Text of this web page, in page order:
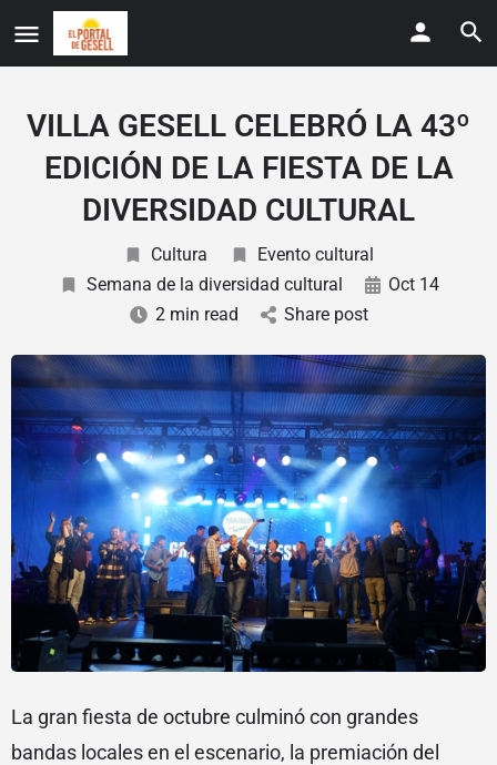
VILLA GESELL CELEBRÓ LA 43º
EDICIÓN DE LA FIESTA DE LA
DIVERSIDAD CULTURAL
Cultura
Evento cultural
Semana de la diversidad cultural
Oct 14
2 min read
Share post
La gran fiesta de octubre culminó con grandes
bandas locales en el escenario, la premiación del